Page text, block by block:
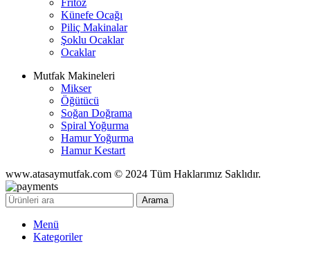
Künefe Ocağı
Piliç Makinalar
Şoklu Ocaklar
Ocaklar
Mutfak Makineleri
Mikser
Öğütücü
Soğan Doğrama
Spiral Yoğurma
Hamur Yoğurma
Hamur Kestart
www.atasaymutfak.com © 2024 Tüm Haklarımız Saklıdır.
Arama
Menü
Kategoriler